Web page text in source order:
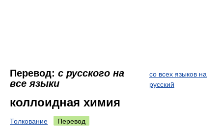
Перевод: с русского на
все языки
со всех языков на
русский
коллоидная химия
Толкование Перевод